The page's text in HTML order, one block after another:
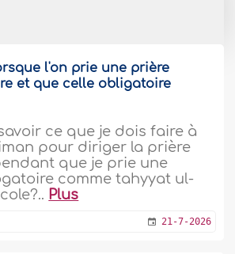
l'on prie une prière
et que celle obligatoire
ce que je dois faire à
pour diriger la prière
que je prie une
comme tahyyat ul-
Plus
21-7-2026